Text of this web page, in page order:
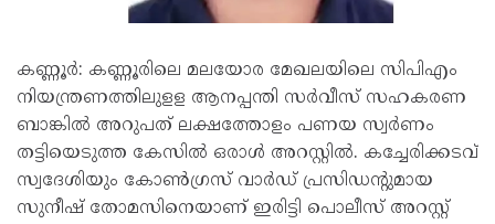
കണ്ണൂർ: കണ്ണൂരിലെ മലയോര മേഖലയിലെ സിപിഎം
നിയന്ത്രണത്തിലുളള ആനപ്പന്തി സർവീസ് സഹകരണ
ബാങ്കിൽ അറുപത് ലക്ഷത്തോളം പണയ സ്വർണം
തട്ടിയെടുത്ത കേസിൽ ഒരാൾ അറസ്റ്റിൽ. കച്ചേരിക്കടവ്
സ്വദേശിയും കോൺഗ്രസ് വാർഡ് പ്രസിഡന്‍റുമായ
സുനീഷ് തോമസിനെയാണ് ഇരിട്ടി പൊലീസ് അറസ്റ്റ്